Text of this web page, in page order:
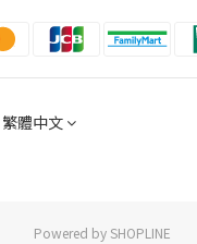
繁體中文
Powered by SHOPLINE